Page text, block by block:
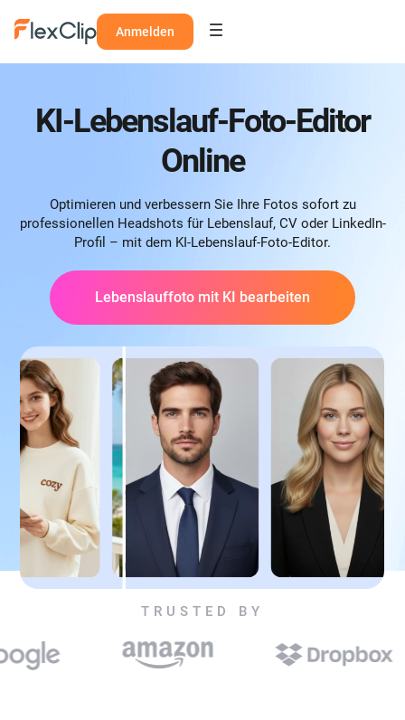
Anmelden
KI-Lebenslauf-Foto-Editor
Online
Optimieren und verbessern Sie Ihre Fotos sofort zu
professionellen Headshots für Lebenslauf, CV oder LinkedIn-
Profil – mit dem KI-Lebenslauf-Foto-Editor.
Lebenslauffoto mit KI bearbeiten
TRUSTED BY